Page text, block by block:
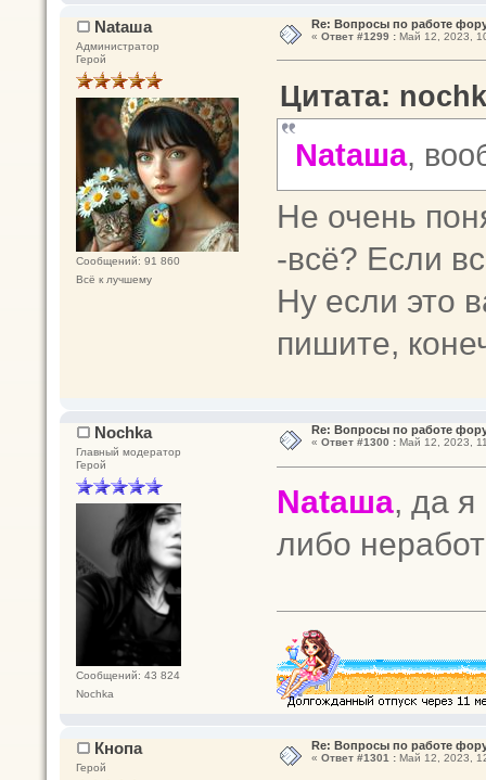
Nataшa
Администратор
Герой
Сообщений: 91 860
Всё к лучшему
Re: Вопросы по работе
« Ответ #1299 :Май 12, 2023,
Цитата:
Nataшa,
Не очень
-всё? Если
Ну если это
пишите,
Nochka
Главный модератор
Герой
Сообщений: 43 824
Nochka
Re: Вопросы по работе
« Ответ #1300 :Май 12, 2023,
Nataшa, да я
либо
Кнопа
Герой
Re: Вопросы по работе
« Ответ #1301 :Май 12, 2023,